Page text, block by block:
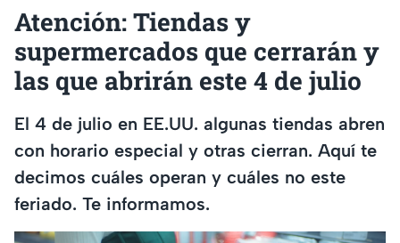
Atención: Tiendas y
supermercados que cerrarán y
las que abrirán este 4 de julio
El 4 de julio en EE.UU. algunas tiendas abren
con horario especial y otras cierran. Aquí te
decimos cuáles operan y cuáles no este
feriado. Te informamos.